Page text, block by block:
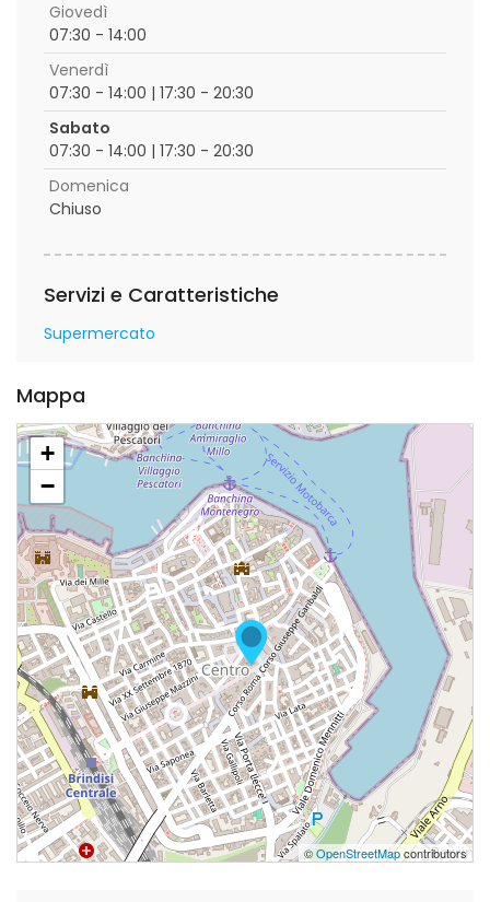
Giovedì
07:30 - 14:00
Venerdì
07:30 - 14:00 | 17:30 - 20:30
Sabato
07:30 - 14:00 | 17:30 - 20:30
Domenica
Chiuso
Servizi e Caratteristiche
Supermercato
Mappa
+
−
©OpenStreetMapcontributors